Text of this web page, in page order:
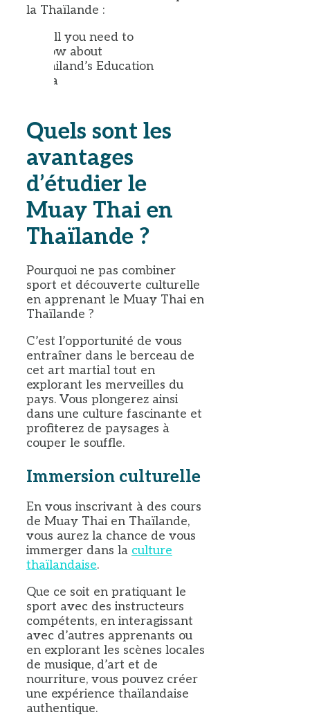
la Thaïlande :
Quels sont les
avantages
d’étudier le
Muay Thai en
Thaïlande ?
Pourquoi ne pas combiner
sport et découverte culturelle
en apprenant le Muay Thai en
Thaïlande ?
C’est l’opportunité de vous
entraîner dans le berceau de
cet art martial tout en
explorant les merveilles du
pays. Vous plongerez ainsi
dans une culture fascinante et
profiterez de paysages à
couper le souffle.
Immersion culturelle
En vous inscrivant à des cours
de Muay Thai en Thaïlande,
vous aurez la chance de vous
immerger dans la culture
thaïlandaise.
Que ce soit en pratiquant le
sport avec des instructeurs
compétents, en interagissant
avec d’autres apprenants ou
en explorant les scènes locales
de musique, d’art et de
nourriture, vous pouvez créer
une expérience thaïlandaise
authentique.